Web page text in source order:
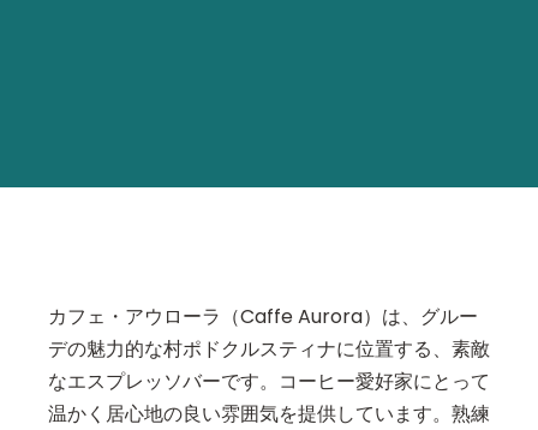
カフェ・アウローラ（Caffe Aurora）は、グルー
デの魅力的な村ポドクルスティナに位置する、素敵
なエスプレッソバーです。コーヒー愛好家にとって
温かく居心地の良い雰囲気を提供しています。熟練